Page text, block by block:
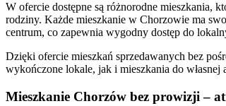
W ofercie dostępne są różnorodne mieszkania,
rodziny. Każde mieszkanie w Chorzowie ma
centrum, co zapewnia wygodny dostęp do
Dzięki ofercie mieszkań sprzedawanych bez
wykończone lokale, jak i mieszkania do
Mieszkanie Chorzów bez prowizji –